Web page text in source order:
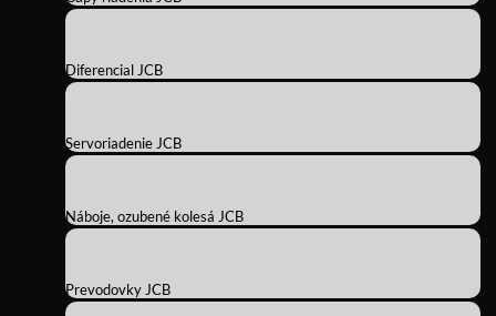
Diferencial JCB
Servoriadenie JCB
Náboje, ozubené kolesá JCB
Prevodovky JCB